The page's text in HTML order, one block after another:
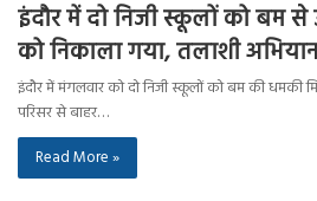
इंदौर में दो निजी स्कूलों को बम से
को निकाला गया, तलाशी
इंदौर में मंगलवार को दो निजी स्कूलों को बम की धमकी
परिसर से बाहर…
Read More »